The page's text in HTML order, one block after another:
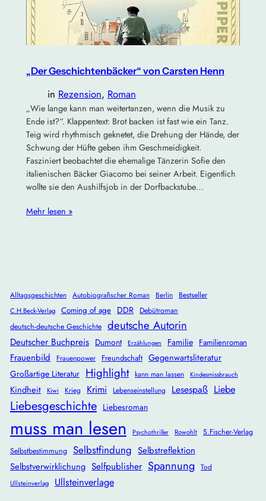
„Der Geschichtenbäcker“ von Carsten Henn
in Rezension, Roman
„Wie lange kann man weitertanzen, wenn die Musik zu
Ende ist?“. Klappentext: Brot backen ist fast wie ein Tanz.
Teig wird rhythmisch geknetet, die Drehung der Hände, der
Schwung der Hüfte geben ihm Geschmeidigkeit.
Fasziniert beobachtet die ehemalige Tänzerin Sofie den
italienischen Bäcker Giacomo bei seiner Arbeit. Eigentlich
wollte sie den Aushilfsjob in der Dorfbackstube…
Mehr lesen »
Alltagsgeschichten Autobiografischer Roman Berlin Bestseller
C.H.Beck-Verlag Coming of age DDR
Debütroman
deutsch-deutsche Geschichte deutsche Autorin
Deutscher Buchpreis Dumont Erzählungen Familie Familienroman
Frauenbild Frauenpower Freundschaft Gegenwartsliteratur
Großartige Literatur Highlight kann man lassen Kindesmissbrauch
Kindheit Kiwi Krieg Krimi Lebenseinstellung Lesespaß Liebe
Liebesgeschichte Liebesroman
muss man lesen Psychothriller Rowohlt
S.Fischer-Verlag
Selbstbestimmung Selbstfindung Selbstreflektion
Selbstverwirklichung Selfpublisher Spannung Tod
Ullsteinverlag Ullsteinverlage